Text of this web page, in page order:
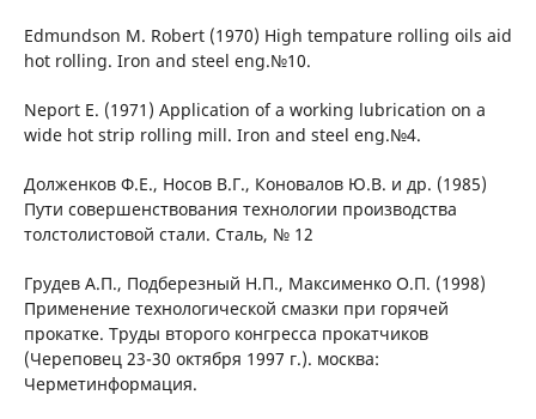
Edmundson M. Robert (1970) High tempature rolling oils aid
hot rolling. Iron and steel eng.№10.
Neport E. (1971) Application of a working lubrication on a
wide hot strip rolling mill. Iron and steel eng.№4.
Долженков Ф.Е., Носов В.Г., Коновалов Ю.В. и др. (1985)
Пути совершенствования технологии производства
толстолистовой стали. Сталь, № 12
Грудев А.П., Подберезный Н.П., Максименко О.П. (1998)
Применение технологической смазки при горячей
прокатке. Труды второго конгресса прокатчиков
(Череповец 23-30 октября 1997 г.). москва:
Черметинформация.